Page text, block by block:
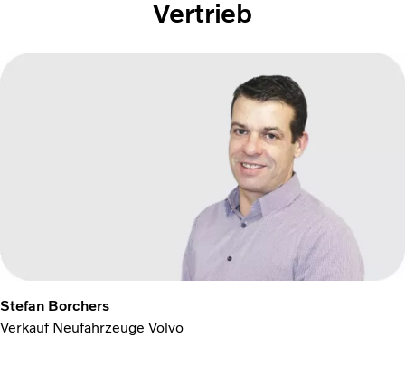
Vertrieb
Stefan Borchers
Verkauf Neufahrzeuge Volvo